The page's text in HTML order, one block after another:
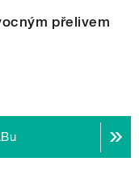
přelivem